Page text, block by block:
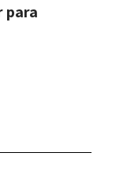
para